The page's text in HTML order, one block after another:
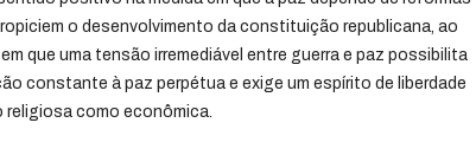
o desenvolvimento da constituição republicana, ao
que uma tensão irremediável entre guerra e paz possibilita
constante à paz perpétua e exige um espírito de liberdade
como econômica.